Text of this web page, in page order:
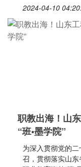
2024-04-10
职教出海！山
“班•墨学院”
为深入贯彻党的
召，贯彻落实山